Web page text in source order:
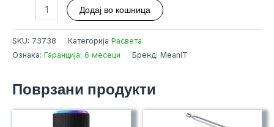
LED
and
Додај во кошница
SKU: 73738 Категорија Расвета
Ознака: Гаранција: 6 месеци Бренд: MeanIT
Поврзани продукти